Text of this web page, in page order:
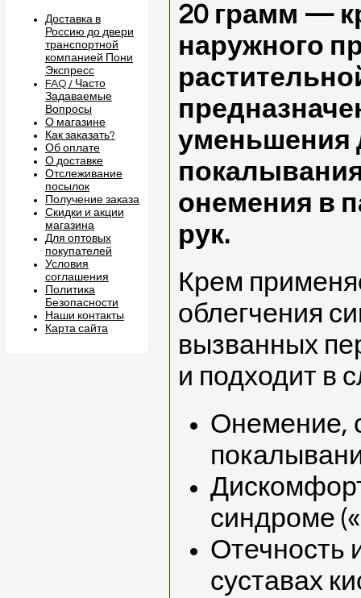
Доставка в
Россию до двери
транспортной
компанией Пони
Экспресс
FAQ / Часто
Задаваемые
Вопросы
О магазине
Как заказать?
Об оплате
О доставке
Отслеживание
посылок
Получение заказа
Скидки и акции
магазина
Для оптовых
покупателей
Условия
соглашения
Политика
Безопасности
Наши контакты
Карта сайта
20 грамм —
наружного
уменьшения
онемения в
рук.
Крем
облегчения
вызванных
и подходит в
Онемение,
синдроме
Отечность
суставах